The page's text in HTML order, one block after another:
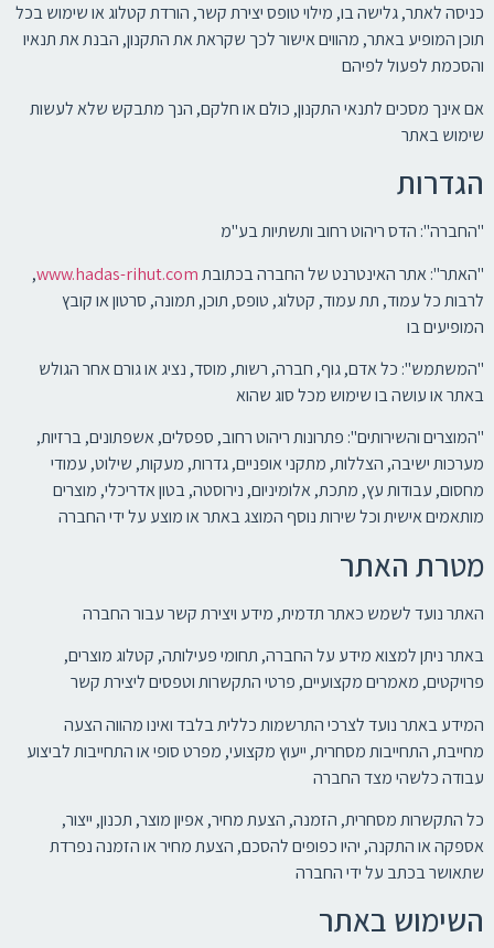
כניסה לאתר, גלישה בו, מילוי טופס יצירת קשר, הורדת קטלוג או שימוש בכל
תוכן המופיע באתר, מהווים אישור לכך שקראת את התקנון, הבנת את תנאיו
והסכמת לפעול לפיהם
אם אינך מסכים לתנאי התקנון, כולם או חלקם, הנך מתבקש שלא לעשות
שימוש באתר
הגדרות
"החברה": הדס ריהוט רחוב ותשתיות בע"מ
"האתר": אתר האינטרנט של החברה בכתובתwww.hadas-rihut.com
,
לרבות כל עמוד, תת עמוד, קטלוג, טופס, תוכן, תמונה, סרטון או קובץ
המופיעים בו
"המשתמש": כל אדם, גוף, חברה, רשות, מוסד, נציג או גורם אחר הגולש
באתר או עושה בו שימוש מכל סוג שהוא
"המוצרים והשירותים": פתרונות ריהוט רחוב, ספסלים, אשפתונים, ברזיות,
מערכות ישיבה, הצללות, מתקני אופניים, גדרות, מעקות, שילוט, עמודי
מחסום, עבודות עץ, מתכת, אלומיניום, נירוסטה, בטון אדריכלי, מוצרים
מותאמים אישית וכל שירות נוסף המוצג באתר או מוצע על ידי החברה
מטרת האתר
האתר נועד לשמש כאתר תדמית, מידע ויצירת קשר עבור החברה
באתר ניתן למצוא מידע על החברה, תחומי פעילותה, קטלוג מוצרים,
פרויקטים, מאמרים מקצועיים, פרטי התקשרות וטפסים ליצירת קשר
המידע באתר נועד לצרכי התרשמות כללית בלבד ואינו מהווה הצעה
מחייבת, התחייבות מסחרית, ייעוץ מקצועי, מפרט סופי או התחייבות לביצוע
עבודה כלשהי מצד החברה
כל התקשרות מסחרית, הזמנה, הצעת מחיר, אפיון מוצר, תכנון, ייצור,
אספקה או התקנה, יהיו כפופים להסכם, הצעת מחיר או הזמנה נפרדת
שתאושר בכתב על ידי החברה
השימוש באתר